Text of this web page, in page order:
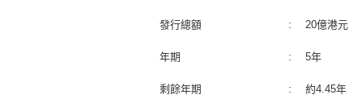
發行總額 : 20億港元
年期 : 5年
剩餘年期 : 約4.45年